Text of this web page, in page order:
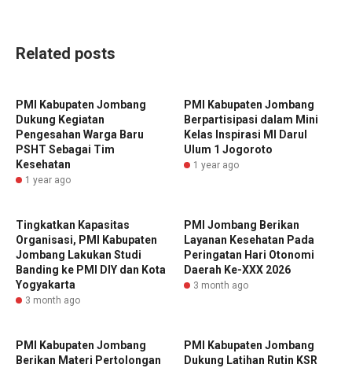
Related posts
PMI Kabupaten Jombang
Dukung Kegiatan
Pengesahan Warga Baru
PSHT Sebagai Tim
Kesehatan
1 year ago
PMI Kabupaten Jombang
Berpartisipasi dalam Mini
Kelas Inspirasi MI Darul
Ulum 1 Jogoroto
1 year ago
Tingkatkan Kapasitas
Organisasi, PMI Kabupaten
Jombang Lakukan Studi
Banding ke PMI DIY dan Kota
Yogyakarta
3 month ago
PMI Jombang Berikan
Layanan Kesehatan Pada
Peringatan Hari Otonomi
Daerah Ke-XXX 2026
3 month ago
PMI Kabupaten Jombang
Berikan Materi Pertolongan
PMI Kabupaten Jombang
Dukung Latihan Rutin KSR